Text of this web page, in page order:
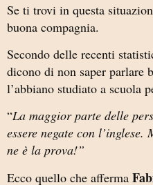
Se ti trovi in questa
buona compagnia.
Secondo delle recenti
dicono di non saper parlare
l’abbiano studiato a scuola
“La maggior parte delle
essere negate con
ne è la prova!”
Ecco quello che afferma